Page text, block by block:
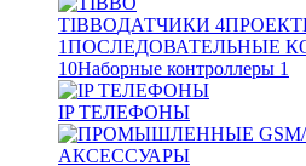
TIBBOДАТЧИКИ 4
1ПОСЛЕДОВАТЕЛЬНЫЕ
10Наборные контроллеры 1
IP ТЕЛЕФОНЫ